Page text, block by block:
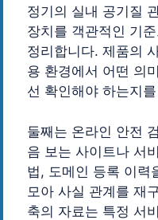
정기의 실내 공기질
장치를 객관적인 기
정리합니다. 제품의
용 환경에서 어떤 의
선 확인해야 하는지
둘째는 온라인 안전
음 보는 사이트나 서
법, 도메인 등록 이력
모아 사실 관계를 재
축의 자료는 특정 서